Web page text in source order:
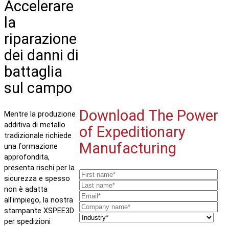
Accelerare
la
riparazione
dei danni di
battaglia
sul campo
Mentre la produzione
additiva di metallo
tradizionale richiede
una formazione
approfondita,
presenta rischi per la
sicurezza e spesso
non è adatta
all'impiego, la nostra
stampante XSPEE3D
per spedizioni
Download The Power
of Expeditionary
Manufacturing